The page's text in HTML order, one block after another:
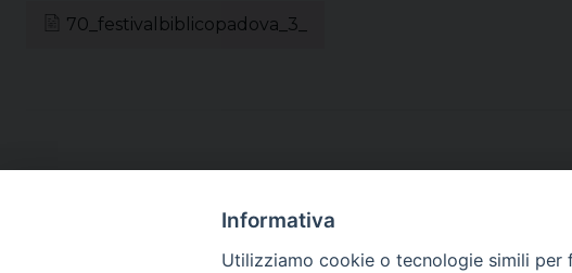
70_festivalbiblicopadova_3_
Informativa
Utilizziamo cookie o tecnologie simili